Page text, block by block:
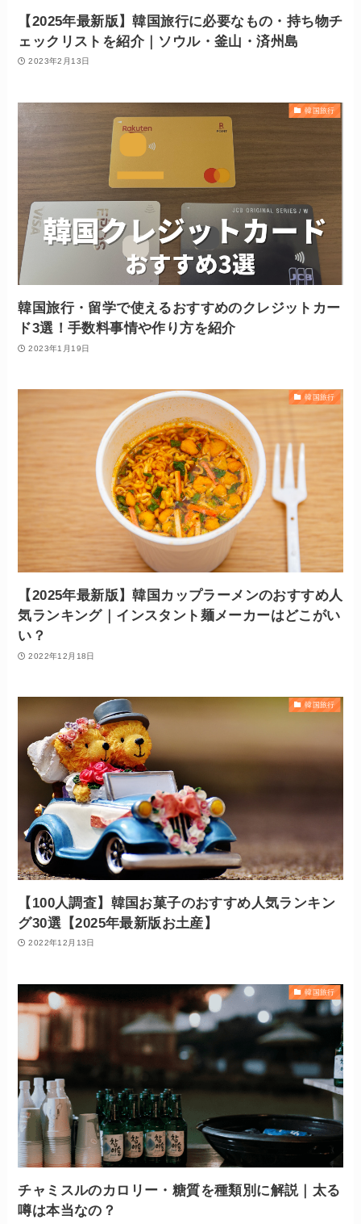
【2025年最新版】韓国旅行に必要なもの・持ち物チ
ェックリストを紹介｜ソウル・釜山・済州島
2023年2月13日
韓国旅行
韓国旅行・留学で使えるおすすめのクレジットカー
ド3選！手数料事情や作り方を紹介
2023年1月19日
韓国旅行
【2025年最新版】韓国カップラーメンのおすすめ人
気ランキング｜インスタント麺メーカーはどこがい
い？
2022年12月18日
韓国旅行
【100人調査】韓国お菓子のおすすめ人気ランキン
グ30選【2025年最新版お土産】
2022年12月13日
韓国旅行
チャミスルのカロリー・糖質を種類別に解説｜太る
噂は本当なの？